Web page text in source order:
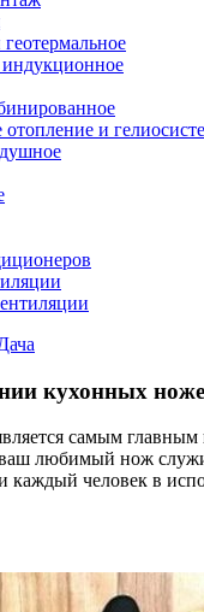
и
кухонных
самым
любимый нож служил
каждый человек в